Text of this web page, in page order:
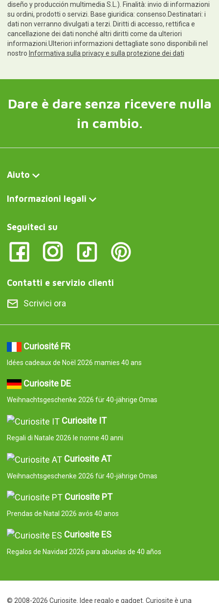
diseño y producción multimedia S.L.). Finalità: invio di informazioni
su ordini, prodotti o servizi. Base giuridica: consenso.Destinatari: i
dati non verranno divulgati a terzi. Diritti di accesso, rettifica e
cancellazione dei dati nonché altri diritti come da ulteriori
informazioni.Ulteriori informazioni dettagliate sono disponibili nel
nostro Informativa sulla privacy e sulla protezione dei dati
Dare è dare senza ricevere nulla
in cambio.
Aiuto
Informazioni legali
Seguiteci su
Contatti e servizio clienti
Scrivici ora
Curiosité FR
Idées cadeaux de Noël 2026 mamies 40 ans
Curiosite DE
Weihnachtsgeschenke 2026 für 40-jährige Omas
Curiosite IT
Regali di Natale 2026 le nonne 40 anni
Curiosite AT
Weihnachtsgeschenke 2026 für 40-jährige Omas
Curiosite PT
Prendas de Natal 2026 avós 40 anos
Curiosite ES
Regalos de Navidad 2026 para abuelas de 40 años
© 2008-2026 Curiosite. Idee regalo e gadget. Curiosite è una